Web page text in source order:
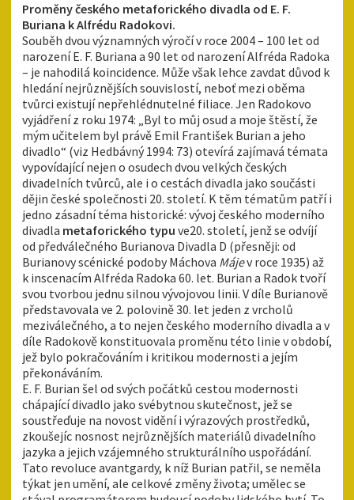
Proměny českého metaforického divadla od E. F.
Buriana k Alfrédu Radokovi.
Souběh dvou významných výročí v roce 2004 – 100 let od
narození E. F. Buriana a 90 let od narození Alfréda Radoka
– je nahodilá koincidence. Může však lehce zavdat důvod k
hledání nejrůznějších souvislostí, neboť mezi oběma
tvůrci existují nepřehlédnutelné filiace. Jen Radokovo
vyjádření z roku 1974: „Byl to můj osud a moje štěstí, že
mým učitelem byl právě Emil František Burian a jeho
divadlo“ (viz Hedbávný 1994: 73) otevírá zajímavá témata
vypovídající nejen o osudech dvou velkých českých
divadelních tvůrců, ale i o cestách divadla jako součásti
dějin české společnosti 20. století. K těm tématům patří i
jedno zásadní téma historické: vývoj českého moderního
divadla metaforického typu ve20. století, jenž se odvíjí
od předválečného Burianova Divadla D (přesněji: od
Burianovy scénické podoby Máchova Májev roce 1935) až
k inscenacím Alfréda Radoka 60. let. Burian a Radok tvoří
svou tvorbou jednu silnou vývojovou linii. V díle Burianově
představovala ve 2. polovině 30. let jeden z vrcholů
meziválečného, a to nejen českého moderního divadla a v
díle Radokově konstituovala proměnu této linie v období,
jež bylo pokračováním i kritikou modernosti a jejím
překonáváním.
E. F. Burian šel od svých počátků cestou modernosti
chápající divadlo jako svébytnou skutečnost, jež se
soustřeďuje na novost vidění i výrazových prostředků,
zkoušejíc nosnost nejrůznějších materiálů divadelního
jazyka a jejich vzájemného strukturálního uspořádání.
Tato revoluce avantgardy, k níž Burian patřil, se neměla
týkat jen umění, ale celkové změny života; umělec se